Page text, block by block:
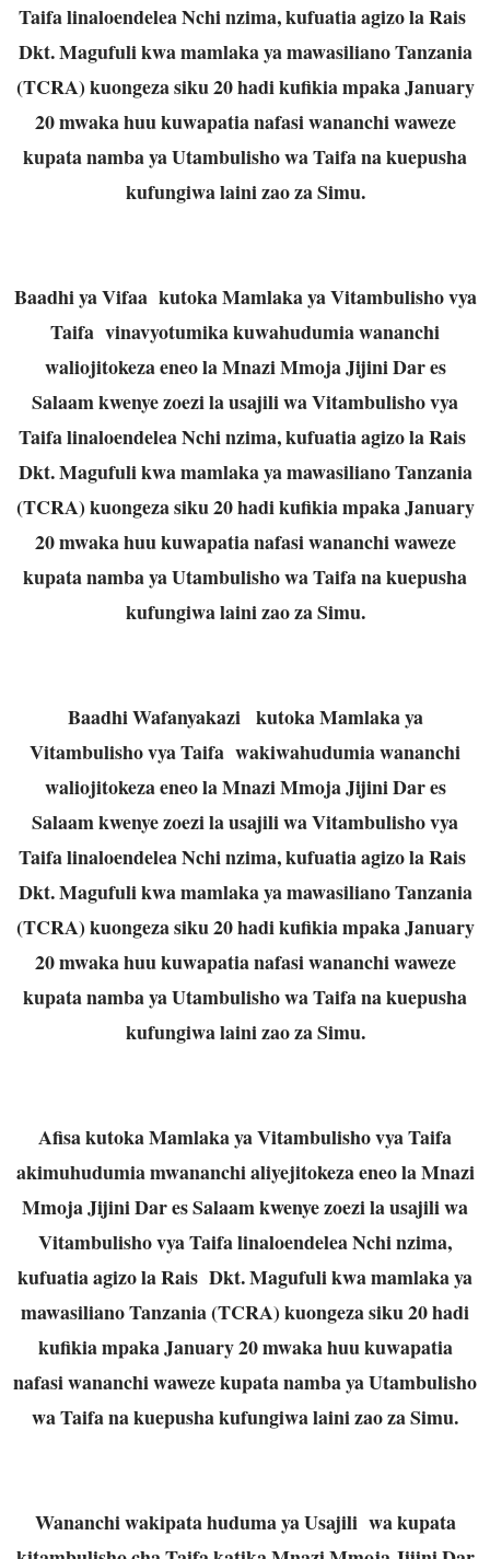
Taifa linaloendelea Nchi nzima, kufuatia agizo la Rais
Dkt. Magufuli kwa mamlaka ya mawasiliano Tanzania
(TCRA) kuongeza siku 20 hadi kufikia mpaka January
20 mwaka huu kuwapatia nafasi wananchi waweze
kupata namba ya Utambulisho wa Taifa na kuepusha
kufungiwa laini zao za Simu.
Baadhi ya Vifaa kutoka Mamlaka ya Vitambulisho vya
Taifa vinavyotumika kuwahudumia wananchi
waliojitokeza eneo la Mnazi Mmoja Jijini Dar es
Salaam kwenye zoezi la usajili wa Vitambulisho vya
Taifa linaloendelea Nchi nzima, kufuatia agizo la Rais
Dkt. Magufuli kwa mamlaka ya mawasiliano Tanzania
(TCRA) kuongeza siku 20 hadi kufikia mpaka January
20 mwaka huu kuwapatia nafasi wananchi waweze
kupata namba ya Utambulisho wa Taifa na kuepusha
kufungiwa laini zao za Simu.
Baadhi Wafanyakazi kutoka Mamlaka ya
Vitambulisho vya Taifa wakiwahudumia wananchi
waliojitokeza eneo la Mnazi Mmoja Jijini Dar es
Salaam kwenye zoezi la usajili wa Vitambulisho vya
Taifa linaloendelea Nchi nzima, kufuatia agizo la Rais
Dkt. Magufuli kwa mamlaka ya mawasiliano Tanzania
(TCRA) kuongeza siku 20 hadi kufikia mpaka January
20 mwaka huu kuwapatia nafasi wananchi waweze
kupata namba ya Utambulisho wa Taifa na kuepusha
kufungiwa laini zao za Simu.
Afisa kutoka Mamlaka ya Vitambulisho vya Taifa
akimuhudumia mwananchi aliyejitokeza eneo la Mnazi
Mmoja Jijini Dar es Salaam kwenye zoezi la usajili wa
Vitambulisho vya Taifa linaloendelea Nchi nzima,
kufuatia agizo la Rais Dkt. Magufuli kwa mamlaka ya
mawasiliano Tanzania (TCRA) kuongeza siku 20 hadi
kufikia mpaka January 20 mwaka huu kuwapatia
nafasi wananchi waweze kupata namba ya Utambulisho
wa Taifa na kuepusha kufungiwa laini zao za Simu.
Wananchi wakipata huduma ya Usajili wa kupata